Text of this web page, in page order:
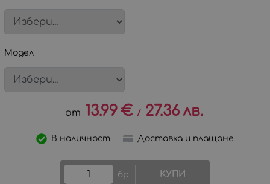
Модел
13.99€ / 27.36 лв.
В наличност Доставка и плащане
бр. КУПИ